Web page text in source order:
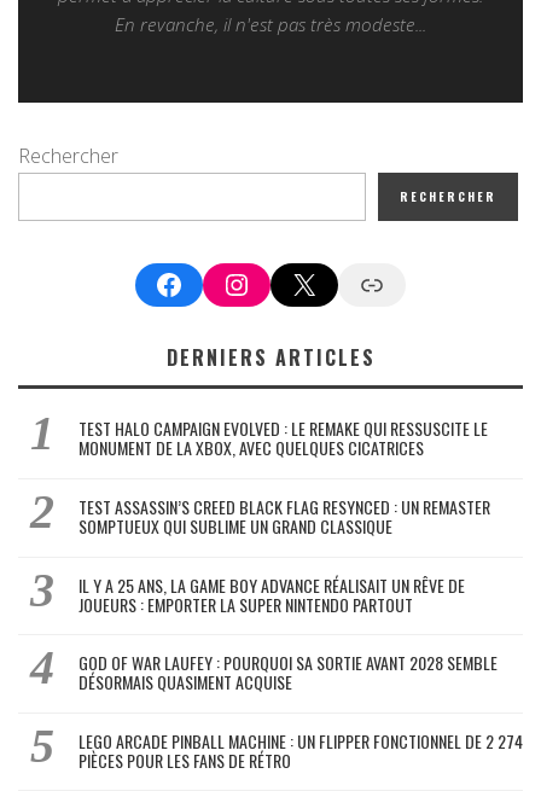
En revanche, il n'est pas très modeste...
Rechercher
RECHERCHER
FacebookInstagram
X Google News
DERNIERS ARTICLES
TEST HALO CAMPAIGN EVOLVED : LE REMAKE QUI RESSUSCITE LE
MONUMENT DE LA XBOX, AVEC QUELQUES CICATRICES
TEST ASSASSIN’S CREED BLACK FLAG RESYNCED : UN REMASTER
SOMPTUEUX QUI SUBLIME UN GRAND CLASSIQUE
IL Y A 25 ANS, LA GAME BOY ADVANCE RÉALISAIT UN RÊVE DE
JOUEURS : EMPORTER LA SUPER NINTENDO PARTOUT
GOD OF WAR LAUFEY : POURQUOI SA SORTIE AVANT 2028 SEMBLE
DÉSORMAIS QUASIMENT ACQUISE
LEGO ARCADE PINBALL MACHINE : UN FLIPPER FONCTIONNEL DE 2 274
PIÈCES POUR LES FANS DE RÉTRO